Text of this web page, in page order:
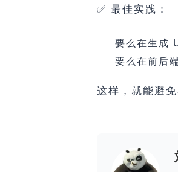
✅ 最佳实践：
要么在生成
要么在前后
这样，就能避